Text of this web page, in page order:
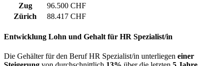
Zug
96.500 CHF
Zürich
88.417 CHF
Entwicklung Lohn und Gehalt für HR Spezialist/in
Die Gehälter für den Beruf HR Spezialist/in unterliegen einer